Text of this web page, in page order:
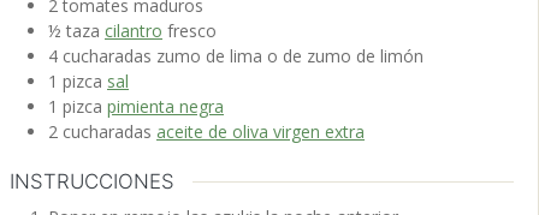
2 tomates maduros
½ taza cilantro fresco
4 cucharadas zumo de lima o de zumo de limón
1 pizca sal
1 pizca pimienta negra
2 cucharadas aceite de oliva virgen extra
INSTRUCCIONES